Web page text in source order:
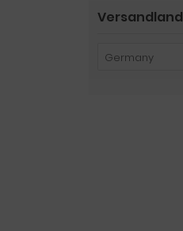
Versandland
Germany